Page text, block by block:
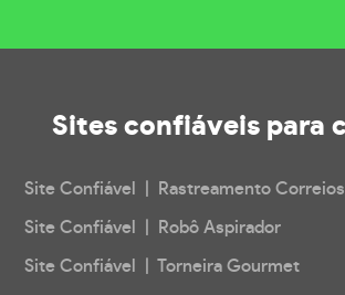
Sites confiáveis para
Site Confiável | Rastreamento Correios
Site Confiável | Robô Aspirador
Site Confiável | Torneira Gourmet